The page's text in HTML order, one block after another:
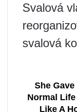
Svalová
svalová